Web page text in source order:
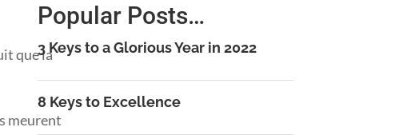
que la
meurent
Popular Posts…
3 Keys to a Glorious Year in 2022
8 Keys to Excellence